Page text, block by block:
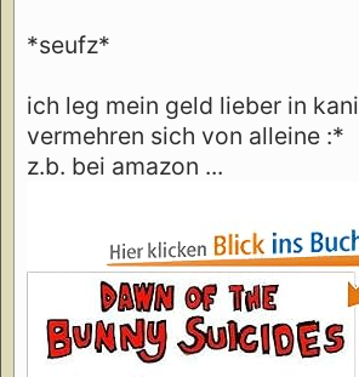
*seufz*
ich leg mein geld lieber in
vermehren sich von alleine :*
z.b. bei amazon ...